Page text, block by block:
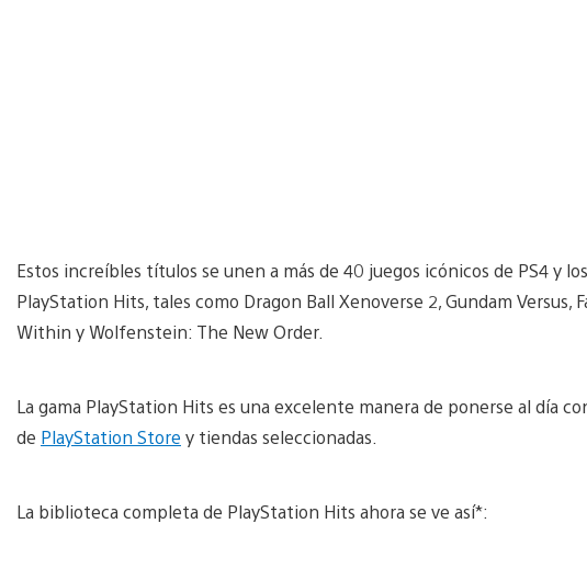
Estos increíbles títulos se unen a más de 40 juegos icónicos de PS4 y
PlayStation Hits, tales como Dragon Ball Xenoverse 2, Gundam Versus,
Within y Wolfenstein: The New Order.
La gama PlayStation Hits es una excelente manera de ponerse al día
de PlayStation Store y tiendas seleccionadas.
La biblioteca completa de PlayStation Hits ahora se ve así*: